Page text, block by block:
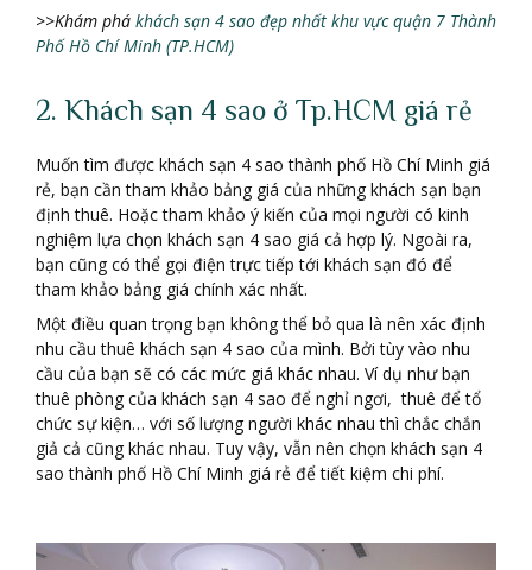
>>Khám phá khách sạn 4 sao đẹp nhất khu vực quận 7 Thành
Phố Hồ Chí Minh (TP.HCM)
2. Khách sạn 4 sao ở Tp.HCM giá rẻ
Muốn tìm được khách sạn 4 sao thành phố Hồ Chí Minh giá
rẻ, bạn cần tham khảo bảng giá của những khách sạn bạn
định thuê. Hoặc tham khảo ý kiến của mọi người có kinh
nghiệm lựa chọn khách sạn 4 sao giá cả hợp lý. Ngoài ra,
bạn cũng có thể gọi điện trực tiếp tới khách sạn đó để
tham khảo bảng giá chính xác nhất.
Một điều quan trọng bạn không thể bỏ qua là nên xác định
nhu cầu thuê khách sạn 4 sao của mình. Bởi tùy vào nhu
cầu của bạn sẽ có các mức giá khác nhau. Ví dụ như bạn
thuê phòng của khách sạn 4 sao để nghỉ ngơi, thuê để tổ
chức sự kiện… với số lượng người khác nhau thì chắc chắn
giả cả cũng khác nhau. Tuy vậy, vẫn nên chọn khách sạn 4
sao thành phố Hồ Chí Minh giá rẻ để tiết kiệm chi phí.